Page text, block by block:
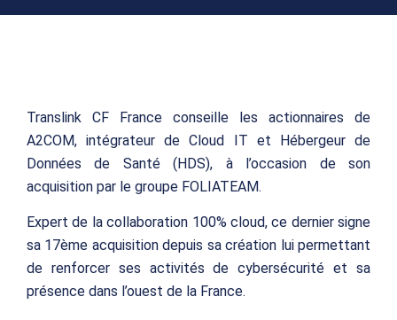
Translink CF France conseille les actionnaires de
A2COM, intégrateur de Cloud IT et Hébergeur de
Données de Santé (HDS), à l’occasion de son
acquisition par le groupe FOLIATEAM.
Expert de la collaboration 100% cloud, ce dernier signe
sa 17ème acquisition depuis sa création lui permettant
de renforcer ses activités de cybersécurité et sa
présence dans l’ouest de la France.